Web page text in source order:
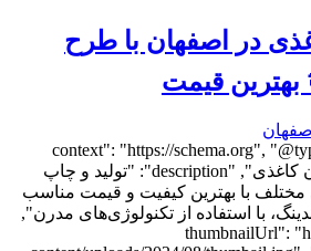
در اصفهان با طرح
بهترین قیمت
{ "@context": "https://schema.org",
"name": "انواع سایز لیوان کاغذی", "description": "تولید و چاپ
مختلف با بهترین کیفیت و قیمت مناسب
با استفاده از تکنولوژی‌های مدرن",
"thumbnailUrl":